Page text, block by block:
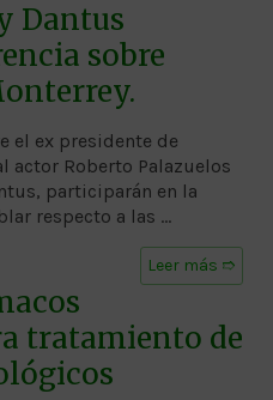
Dantus
sobre
el ex presidente de
actor Roberto Palazuelos
participarán en la
respecto a las …
Leer más ➱
tratamiento de